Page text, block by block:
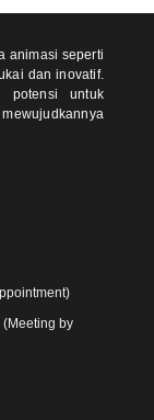
animasi seperti
dan inovatif.
potensi untuk
by